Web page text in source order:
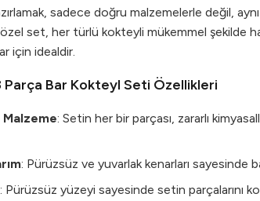
sadece doğru malzemelerle değil,
set, her türlü kokteyli mükemmel şekilde
için idealdir.
Parça Bar Kokteyl Seti Özellikleri
: Setin her bir parçası, zararlı
: Pürüzsüz ve yuvarlak kenarları sayesinde
: Pürüzsüz yüzeyi sayesinde setin parçalarını